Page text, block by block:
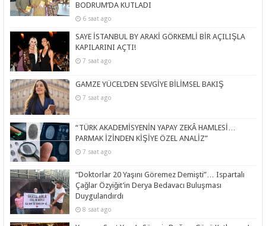
BODRUM’DA KUTLADI
6 saat ago
SAYE İSTANBUL BY ARAKİ GÖRKEMLİ BİR AÇILIŞLA
KAPILARINI AÇTI!
7 saat ago
GAMZE YÜCEL’DEN SEVGİYE BİLİMSEL BAKIŞ
7 saat ago
“TÜRK AKADEMİSYENİN YAPAY ZEKÂ HAMLESİ…
PARMAK İZİNDEN KİŞİYE ÖZEL ANALİZ”
7 saat ago
“Doktorlar 20 Yaşını Göremez Demişti”… Ispartalı
Çağlar Özyiğit’in Derya Bedavacı Buluşması
Duygulandırdı
8 saat ago